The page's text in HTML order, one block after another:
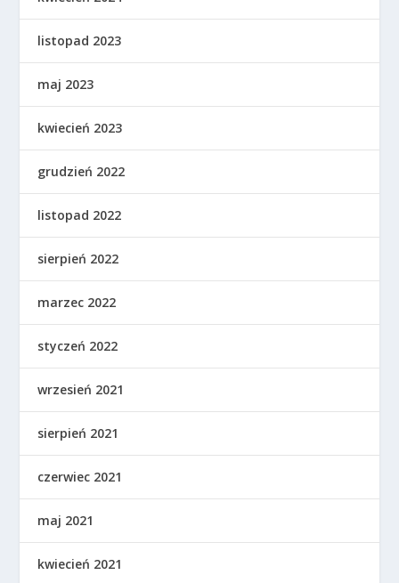
listopad 2023
maj 2023
kwiecień 2023
grudzień 2022
listopad 2022
sierpień 2022
marzec 2022
styczeń 2022
wrzesień 2021
sierpień 2021
czerwiec 2021
maj 2021
kwiecień 2021